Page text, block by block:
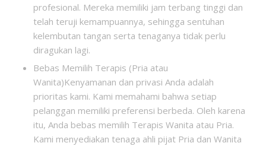
profesional. Mereka memiliki jam terbang tinggi dan
telah teruji kemampuannya, sehingga sentuhan
kelembutan tangan serta tenaganya tidak perlu
diragukan lagi.
Bebas Memilih Terapis (Pria atau
Wanita)Kenyamanan dan privasi Anda adalah
prioritas kami. Kami memahami bahwa setiap
pelanggan memiliki preferensi berbeda. Oleh karena
itu, Anda bebas memilih Terapis Wanita atau Pria.
Kami menyediakan tenaga ahli pijat Pria dan Wanita